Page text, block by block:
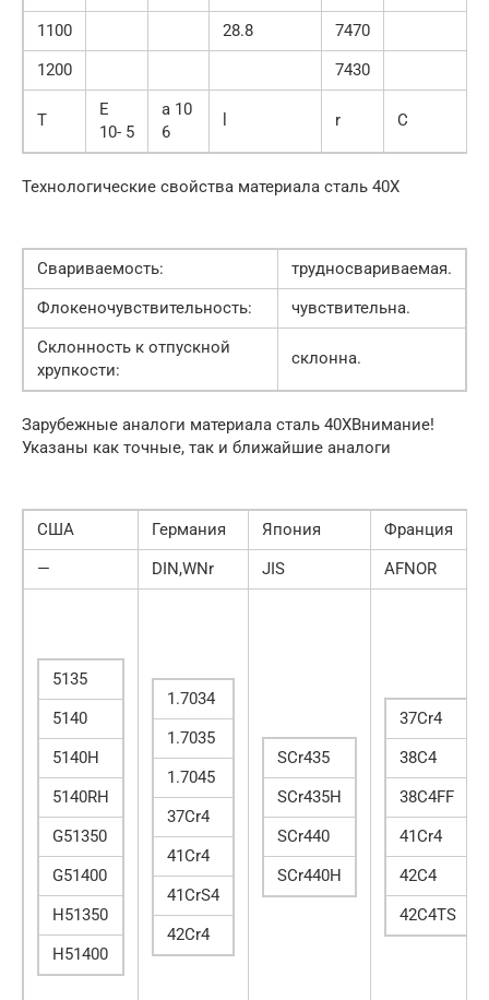
1100
28.8
7470
1200
7430
T
E
10- 5
a 10
6
r C
Технологические свойства материала сталь 40Х
Свариваемость:
трудносвариваемая.
Флокеночувствительность:
чувствительна.
Склонность к отпускной
хрупкости:
склонна.
Зарубежные аналоги материала сталь 40ХВнимание!
Указаны как точные, так и ближайшие аналоги
США Германия Япония
Франция
—
DIN,WNr JIS AFNOR
5135
5140
5140H
5140RH
G51350
G51400
H51350
H51400
1.7034
1.7035
1.7045
37Cr4
41Cr4
41CrS4
42Cr4
SCr435
SCr435H
SCr440
SCr440H
37Cr4
38C4
38C4FF
41Cr4
42C4
42C4TS